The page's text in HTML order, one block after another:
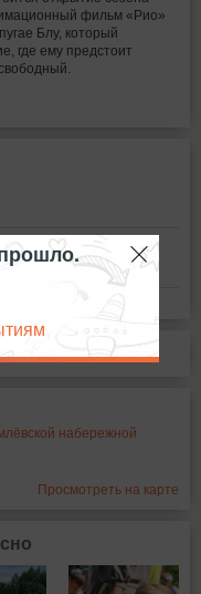
фильм «Рио»
Блу, который
где ему предстоит
набережной
Просмотреть на карте